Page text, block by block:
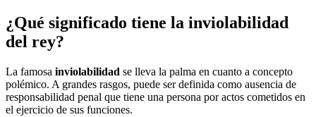
¿Qué significado tiene la inviolabilidad
del rey?
La famosa inviolabilidad se lleva la palma en cuanto a concepto
polémico. A grandes rasgos, puede ser definida como ausencia de
responsabilidad penal que tiene una persona por actos cometidos en
el ejercicio de sus funciones.